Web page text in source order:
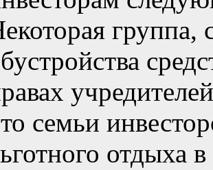
группа,
семьи
отдыха